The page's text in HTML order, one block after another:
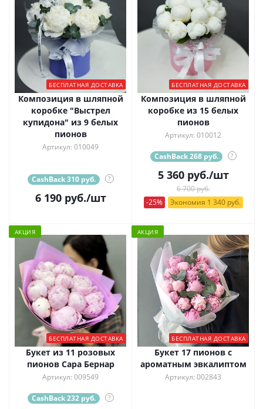
БЕСПЛАТНАЯ ДОСТАВКА
Композиция в шляпной
коробке "Выстрел
купидона" из 9 белых
пионов
Артикул: 010049
CashBack 310 руб. ?
6 190руб./шт
БЕСПЛАТНАЯ ДОСТАВКА
Композиция в шляпной
коробке из 15 белых
пионов
Артикул: 010012
CashBack 268 руб. ?
5 360руб./шт
6 700 руб.
-25%
Экономия 1 340 руб.
АКЦИЯ
БЕСПЛАТНАЯ ДОСТАВКА
Букет из 11 розовых
пионов Сара Бернар
Артикул: 009549
CashBack 232 руб. ?
АКЦИЯ
БЕСПЛАТНАЯ ДОСТАВКА
Букет 17 пионов с
ароматным эвкалиптом
Артикул: 002843